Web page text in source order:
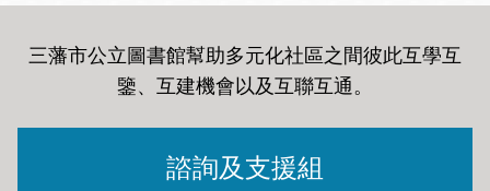
三藩市公立圖書館幫助多元化社區之間彼此互學互
鑒、互建機會以及互聯互通。
諮詢及支援組